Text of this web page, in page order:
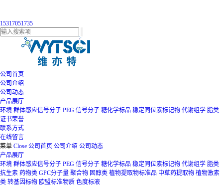
15317051735
公司首页
公司介绍
公司动态
产品展厅
环境 群体感应信号分子 PEG 信号分子 糖化学标品 稳定同位素标记物 代谢组学 脂类
证书荣誉
联系方式
在线留言
菜单 Close 公司首页 公司介绍 公司动态
产品展厅
环境 群体感应信号分子 PEG 信号分子 糖化学标品 稳定同位素标记物 代谢组学 脂类
抗生素 药物类 GPC分子量 聚合物 固醇类 植物提取物标准品 中草药提取物 植物激素
类 转基因标物 欧盟标准物质 色度标液